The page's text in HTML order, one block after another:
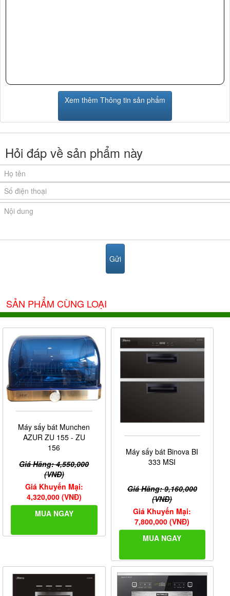
Xem thêm Thông tin sản phẩm
Hỏi đáp về sản phẩm này
SẢN PHẨM CÙNG LOẠI
Máy sấy bát Munchen
AZUR ZU 155 - ZU
156
Giá Hãng: 4,550,000
(VNĐ)
Giá Khuyến Mại:
4,320,000 (VNĐ)
MUA NGAY
Máy sấy bát Binova BI
333 MSI
Giá Hãng: 9,160,000
(VNĐ)
Giá Khuyến Mại:
7,800,000 (VNĐ)
MUA NGAY